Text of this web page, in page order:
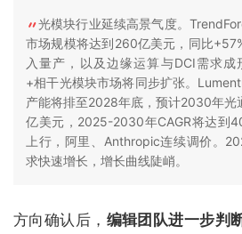
光模块行业延续高景气度。
市场规模将达到260亿美元，同比
入量产，以及边缘运算与DCI需求成
+相干光模块市场将同步扩张。
产能将排至2028年底，预计2030年光
亿美元，2025-2030年CAGR将达到
上行，阿里、Anthropic连续调价。
求快速增长，增长曲线陡峭。
方向确认后， 编辑团队进一步判